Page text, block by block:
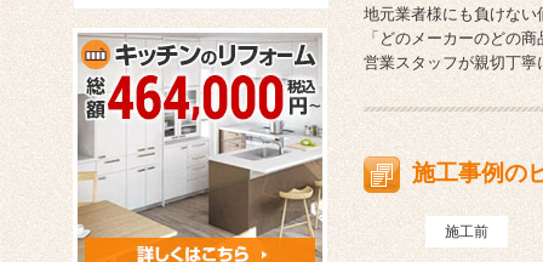
地元業者様にも負けな
「どのメーカーのどの
営業スタッフが親切丁寧
施工事例の
施工前